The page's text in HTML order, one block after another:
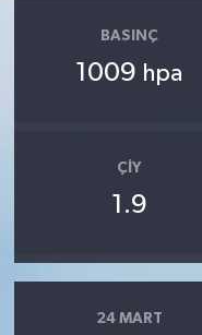
BASINÇ
1009 hpa
ÇIY
1.9
24 MART